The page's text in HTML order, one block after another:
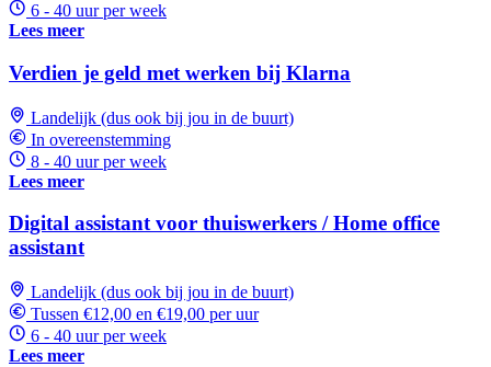
6 - 40 uur per week
Lees meer
Verdien je geld met werken bij Klarna
Landelijk (dus ook bij jou in de buurt)
In overeenstemming
8 - 40 uur per week
Lees meer
Digital assistant voor thuiswerkers / Home office
assistant
Landelijk (dus ook bij jou in de buurt)
Tussen €12,00 en €19,00 per uur
6 - 40 uur per week
Lees meer